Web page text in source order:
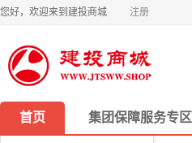
您好，欢迎来到建投商城 注册
首页 集团保障服务专区